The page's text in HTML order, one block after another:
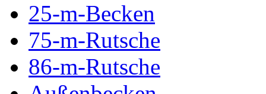
25-m-Becken
75-m-Rutsche
86-m-Rutsche